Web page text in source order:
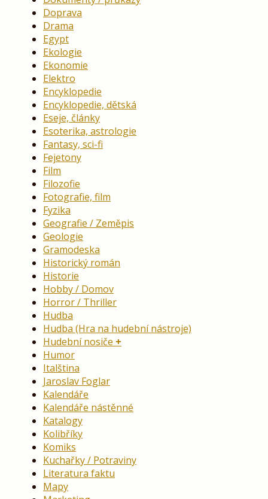
Doprava
Drama
Egypt
Ekologie
Ekonomie
Elektro
Encyklopedie
Encyklopedie, dětská
Eseje, články
Esoterika, astrologie
Fantasy, sci-fi
Fejetony
Film
Filozofie
Fotografie, film
Fyzika
Geografie / Zeměpis
Geologie
Gramodeska
Historický román
Historie
Hobby / Domov
Horror / Thriller
Hudba
Hudba (Hra na hudební nástroje)
Hudební nosiče
Humor
Italština
Jaroslav Foglar
Kalendáře
Kalendáře nástěnné
Katalogy
Kolibříky
Komiks
Kuchařky / Potraviny
Literatura faktu
Mapy